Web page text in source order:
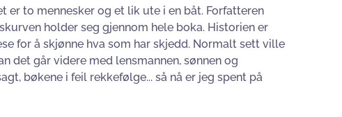
er to mennesker og et lik ute i en båt. Forfatteren
holder seg gjennom hele boka. Historien er
for å skjønne hva som har skjedd. Normalt sett ville
det går videre med lensmannen, sønnen og
bøkene i feil rekkefølge... så nå er jeg spent på